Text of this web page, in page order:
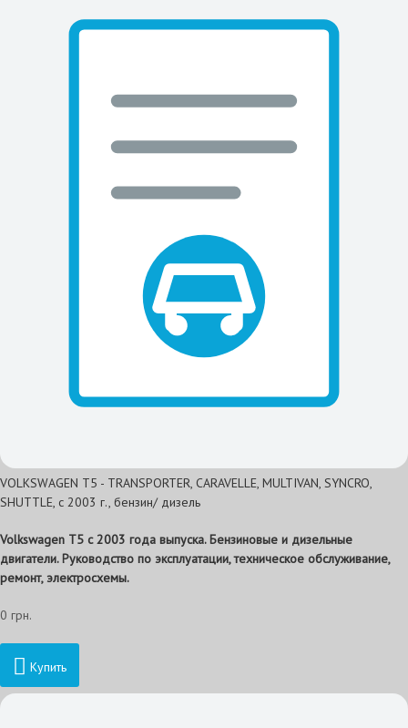
VOLKSWAGEN T5 - TRANSPORTER, CARAVELLE, MULTIVAN, SYNCRO,
SHUTTLE, с 2003 г., бензин/ дизель
Volkswagen T5 с 2003 года выпуска. Бензиновые и дизельные
двигатели. Руководство по эксплуатации, техническое обслуживание,
ремонт, электросхемы.
0 грн.
Купить